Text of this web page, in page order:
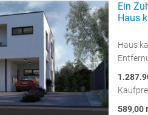
Ein
Haus
Haus
589,00